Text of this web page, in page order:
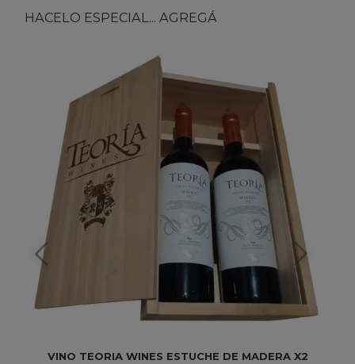
HACELO ESPECIAL... AGREGÁ
VINO TEORIA WINES ESTUCHE DE MADERA X2